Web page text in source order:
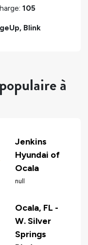
105
Blink
à
Jenkins
Hyundai of
Ocala
null
Ocala, FL -
W. Silver
Springs